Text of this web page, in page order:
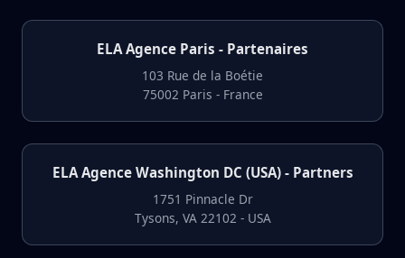
ELA Agence Paris - Partenaires
103 Rue de la Boétie
75002 Paris - France
ELA Agence Washington DC (USA) - Partners
1751 Pinnacle Dr
Tysons, VA 22102 - USA